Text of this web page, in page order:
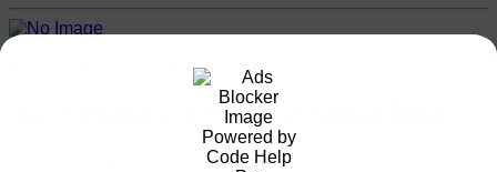
2010年5月19日
サンノゼ市議会、カードクラブの移転を承認か
サンノゼ市議会は、市内のカードクラブ、ガーデンシティカ